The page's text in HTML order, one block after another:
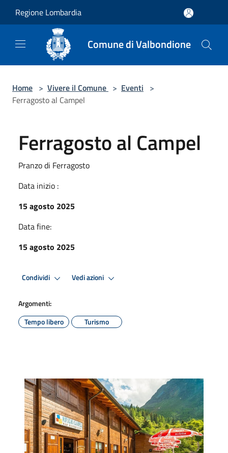
Regione Lombardia
Comune di Valbondione
Home > Vivere il Comune > Eventi >
Ferragosto al Campel
Ferragosto al Campel
Pranzo di Ferragosto
Data inizio :
15 agosto 2025
Data fine:
15 agosto 2025
Condividi Vedi azioni
Argomenti:
Tempo libero
Turismo